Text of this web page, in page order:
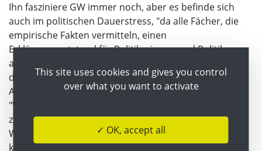
Ihn fasziniere GW immer noch, aber es befinde sich
auch im politischen Dauerstress, "da alle Fächer, die
empirische Fakten vermitteln, einen
Erklärungsnotstand für Politikerinnen und Politiker
aufweisen: Warum gibt es diese Fächer noch, wenn die
digitale Welt alles an Informationen bereit stellt?" Die
Antwort darauf sei laut Faßmann immer die gleiche:
"Wir müssen verstehen, wie Beobachtungen
zusammen hängen. Wir brauchen theoretisches
Wissen, um die Vielzahl an Fakten einordnen zu
können. Ohne Einbindung in ein größeres Ganzes und
This site uses cookies and gives you control
over what you want to activate
✓ OK, accept all